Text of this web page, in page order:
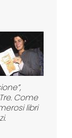
Come
libri